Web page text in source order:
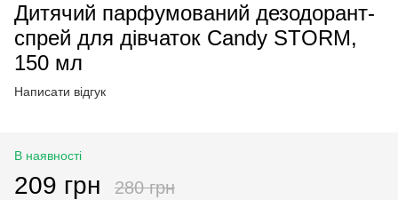
Дитячий парфумований дезодорант-
спрей для дівчаток Candy STORM,
150 мл
Написати відгук
В наявності
209 грн 280 грн